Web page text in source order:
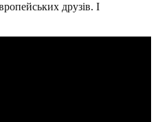
друзів. І